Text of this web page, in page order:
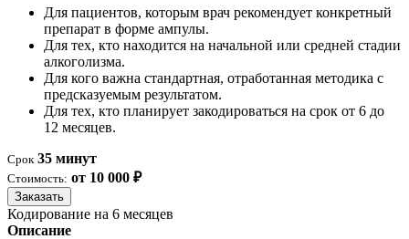
Для пациентов, которым врач рекомендует конкретный
препарат в форме ампулы.
Для тех, кто находится на начальной или средней стадии
алкоголизма.
Для кого важна стандартная, отработанная методика с
предсказуемым результатом.
Для тех, кто планирует закодироваться на срок от 6 до
12 месяцев.
Срок 35 минут
Стоимость: от 10 000 ₽
Заказать
Кодирование на 6 месяцев
Описание